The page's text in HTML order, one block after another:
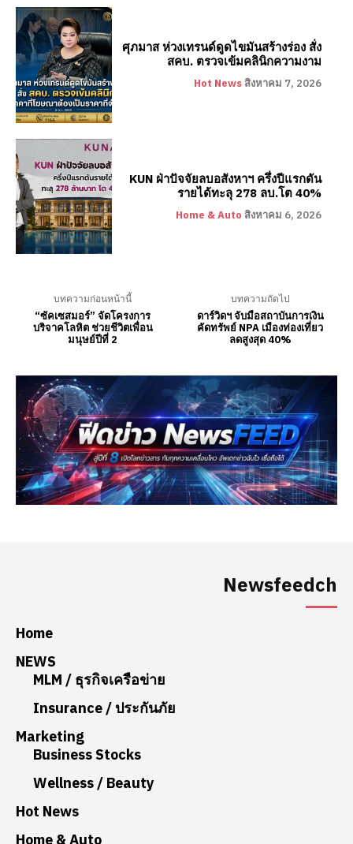
Newsfeedch
Home
NEWS
MLM / ธุรกิจเครือข่าย
Insurance / ประกันภัย
Marketing
Business Stocks
Wellness / Beauty
Hot News
Home & Auto